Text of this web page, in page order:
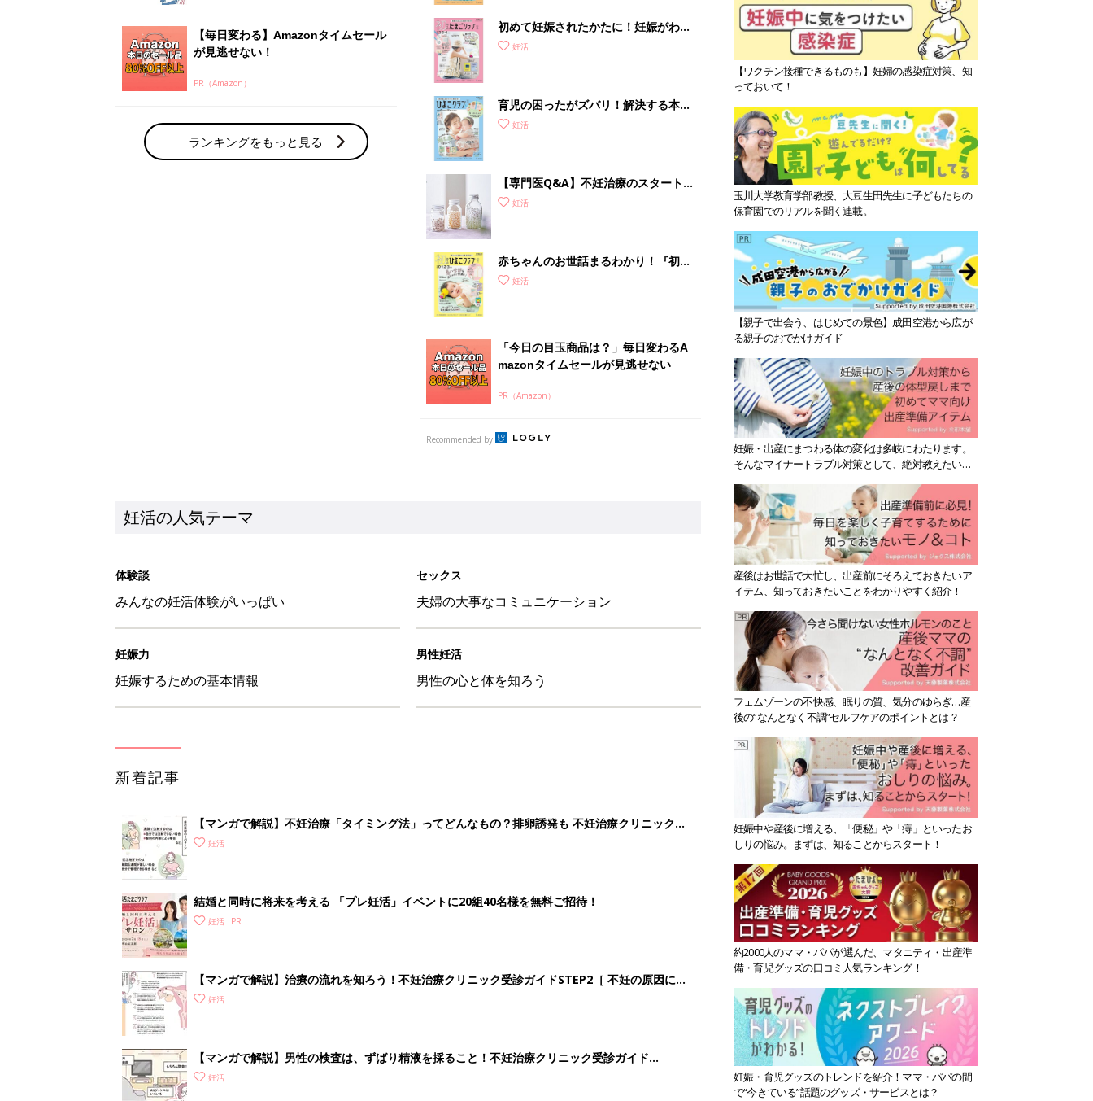
【毎日変わる】Amazonタイムセール
が見逃せない！
PR（Amazon）
ランキングをもっと見る
初めて妊娠されたかたに！妊娠がわか
ったら最初に読む本『初めてのたまご
妊活
育児の困ったがズバリ！解決する本
『ひよこクラブ 秋号』 4カ月～2才
妊活
【専門医Q&A】不妊治療のスタート
に、頼るべき必要な栄養素って？サプ
妊活
赤ちゃんのお世話まるわかり！『初め
てのひよこクラブ 夏号』〈巻頭大特
妊活
「今日の目玉商品は？」毎日変わるA
mazonタイムセールが見逃せない
PR（Amazon）
Recommended by
妊活の人気テーマ
体験談
みんなの妊活体験がいっぱい
セックス
夫婦の大事なコミュニケーション
妊娠力
妊娠するための基本情報
男性妊活
男性の心と体を知ろう
新着記事
【マンガで解説】不妊治療「タイミング法」ってどんなもの？排卵誘発も 不妊治療クリニック受
診ガイドSTEP3
妊活
結婚と同時に将来を考える 「プレ妊活」イベントに20組40名様を無料ご招待！
妊活
【マンガで解説】治療の流れを知ろう！不妊治療クリニック受診ガイドSTEP2［ 不妊の原因につ
いて］
妊活
【マンガで解説】男性の検査は、ずばり精液を採ること！不妊治療クリニック受診ガイド
STEP1［男性が受ける検査編］
妊活
【ワクチン接種できるものも】妊婦の感染症対策、知
っておいて！
玉川大学教育学部教授、大豆生田先生に子どもたちの
保育園でのリアルを聞く連載。
【親子で出会う、はじめての景色】成田空港から広が
る親子のおでかけガイド
妊娠・出産にまつわる体の変化は多岐にわたります。
そんなマイナートラブル対策として、絶対教えたい！
産後はお世話で大忙し、出産前にそろえておきたいア
イテム、知っておきたいことをわかりやすく紹介！
フェムゾーンの不快感、眠りの質、気分のゆらぎ…産
後の“なんとなく不調”セルフケアのポイントとは？
妊娠中や産後に増える、「便秘」や「痔」といったお
しりの悩み。まずは、知ることからスタート！
約2000人のママ・パパが選んだ、マタニティ・出産準
備・育児グッズの口コミ人気ランキング！
妊娠・育児グッズのトレンドを紹介！ママ・パパの間
で“今きている”話題のグッズ・サービスとは？